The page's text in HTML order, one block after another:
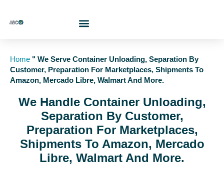
Home " We Serve Container Unloading, Separation By
Customer, Preparation For Marketplaces, Shipments To
Amazon, Mercado Libre, Walmart And More.
We Handle Container Unloading,
Separation By Customer,
Preparation For Marketplaces,
Shipments To Amazon, Mercado
Libre, Walmart And More.